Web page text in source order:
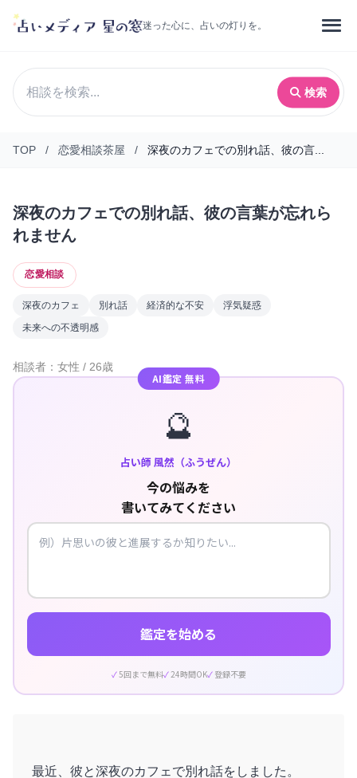
迷った心に、占いの灯りを。
検索
TOP / 恋愛相談茶屋 / 深夜のカフェでの別れ話、彼の言...
深夜のカフェでの別れ話、彼の言葉が忘れら
れません
恋愛相談
深夜のカフェ 別れ話 経済的な不安
浮気疑惑
未来への不透明感
相談者：女性 / 26歳
AI鑑定 無料
🔮
占い師 風然（ふうぜん）
今の悩みを
書いてみてください
鑑定を始める
5回まで無料 24時間OK 登録不要
最近、彼と深夜のカフェで別れ話をしました。